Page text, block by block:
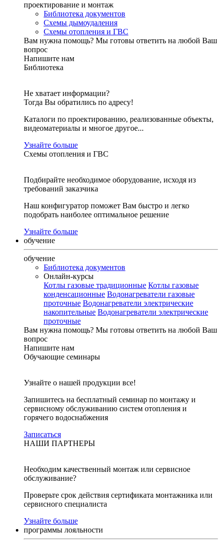
проектирование и монтаж
Библиотека документов
Схемы дымоудаления
Схемы отопления и ГВС
Вам нужна помощь? Мы готовы ответить на любой Ваш
вопрос
Напишите нам
Библиотека
Не хватает информации?
Тогда Вы обратились по адресу!
Каталоги по проектированию, реализованные объекты,
видеоматериалы и многое другое...
Узнайте больше
Схемы отопления и ГВС
Подбирайте необходимое оборудование, исходя из
требований заказчика
Наш конфигуратор поможет Вам быстро и легко
подобрать наиболее оптимальное решение
Узнайте больше
обучение
обучение
Библиотека документов
Онлайн-курсы
Котлы газовые традиционные Котлы газовые
конденсационные Водонагреватели газовые
проточные Водонагреватели электрические
накопительные Водонагреватели электрические
проточные
Вам нужна помощь? Мы готовы ответить на любой Ваш
вопрос
Напишите нам
Обучающие семинары
Узнайте о нашей продукции все!
Запишитесь на бесплатный семинар по монтажу и
сервисному обслуживанию систем отопления и
горячего водоснабжения
Записаться
НАШИ ПАРТНЕРЫ
Необходим качественный монтаж или сервисное
обслуживание?
Проверьте срок действия сертификата монтажника или
сервисного специалиста
Узнайте больше
программы лояльности